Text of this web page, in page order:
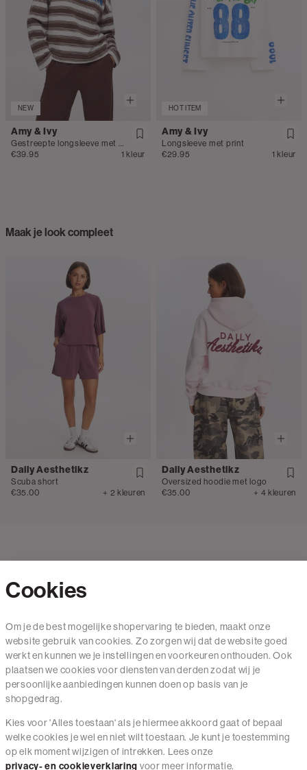
NEW
Amy & Ivy
€39.95
1 kleur
HOT ITEM
Amy & Ivy
Longsleeve met print
€29.95
1 kleur
Maak je look compleet
Daily Aesthetikz
Scuba short
€35.00
+ 2 kleuren
Daily Aesthetikz
Oversized hoodie met logo
€35.00
+ 4 kleuren
Mail ons
020 - 3412 650
Van maandag t/m vrijdag van 8.30 uur tot 18.00 uur.
Service
Wij zijn The Sting
Cookies
Om je de best mogelijke shopervaring te bieden, maakt onze
website gebruik van cookies. Zo zorgen wij dat de website goed
werkt en kunnen we je instellingen en voorkeuren onthouden. Ook
plaatsen we cookies voor diensten van derden zodat wij je
persoonlijke aanbiedingen kunnen doen op basis van je
shopgedrag.
Kies voor 'Alles toestaan' als je hiermee akkoord gaat of bepaal
welke cookies je wel en niet wilt toestaan. Je kunt je toestemming
op elk moment wijzigen of intrekken. Lees onze
privacy- en cookieverklaring voor meer informatie.